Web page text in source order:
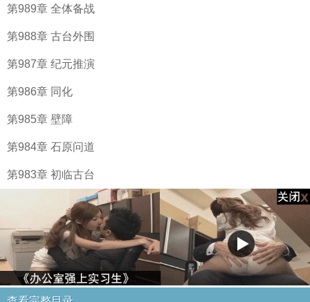
第989章 全体备战
第988章 古台外围
第987章 纪元推演
第986章 同化
第985章 壁障
第984章 石原问道
第983章 初临古台